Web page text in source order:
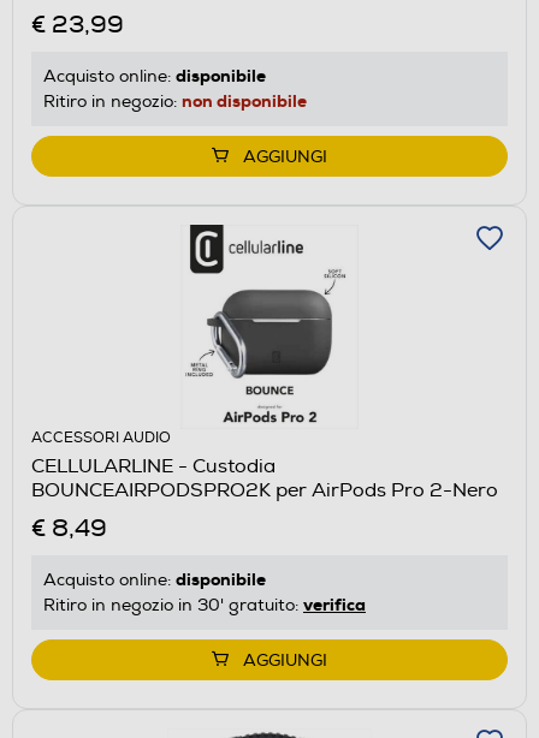
€ 23,99
Acquisto online: disponibile
Ritiro in negozio: non disponibile
AGGIUNGI
ACCESSORI AUDIO
CELLULARLINE - Custodia
BOUNCEAIRPODSPRO2K per AirPods Pro 2-Nero
€ 8,49
Acquisto online: disponibile
Ritiro in negozio in 30' gratuito: verifica
AGGIUNGI